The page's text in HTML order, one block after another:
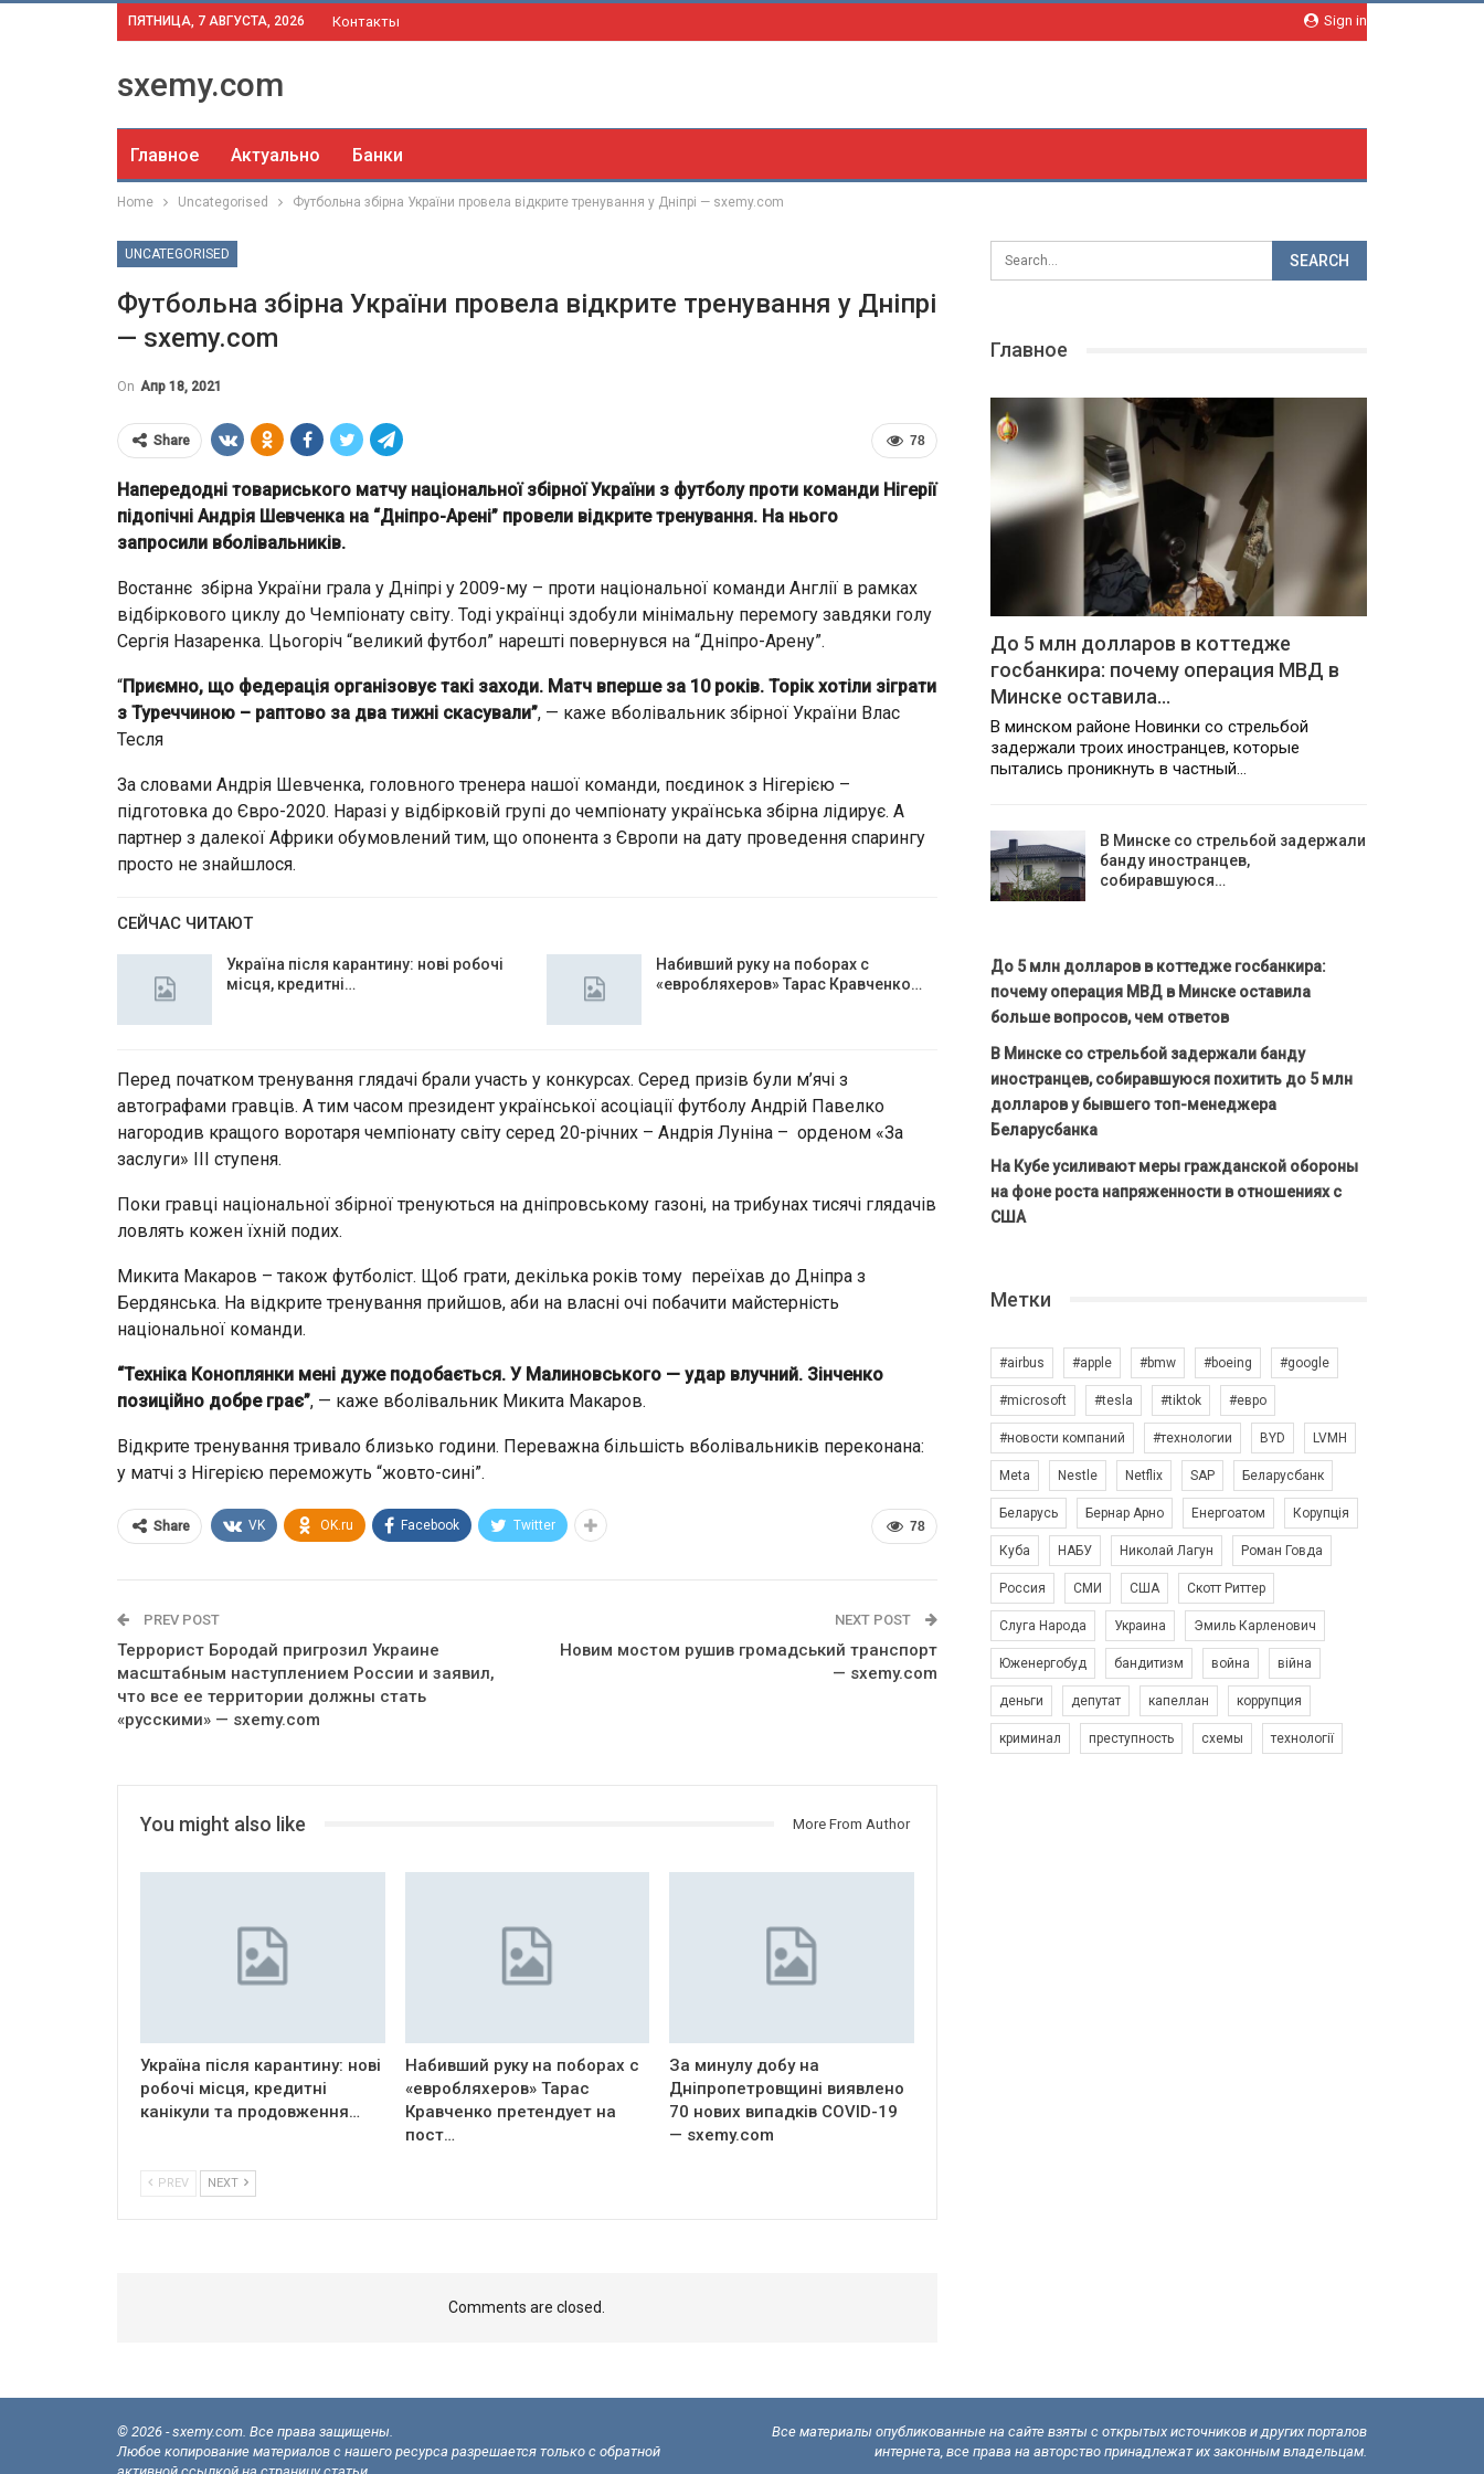
Sign in
ПЯТНИЦА, 7 АВГУСТА, 2026 Контакты
sxemy.com
Главное Актуально Банки
Home Uncategorised Футбольна збірна України провела відкрите тренування у Дніпрі — sxemy.com
UNCATEGORISED
Футбольна збірна України провела відкрите тренування у Дніпрі
— sxemy.com
On Апр 18, 2021
78
Share
Напередодні товариського матчу національної збірної України з футболу проти команди Нігерії
підопічні Андрія Шевченка на “Дніпро-Арені” провели відкрите тренування. На нього
запросили вболівальників.
Востаннє збірна України грала у Дніпрі у 2009-му – проти національної команди Англії в рамках
відбіркового циклу до Чемпіонату світу. Тоді українці здобули мінімальну перемогу завдяки голу
Сергія Назаренка. Цьогоріч “великий футбол” нарешті повернувся на “Дніпро-Арену”.
“Приємно, що федерація організовує такі заходи. Матч вперше за 10 років. Торік хотіли зіграти
з Туреччиною – раптово за два тижні скасували”, — каже вболівальник збірної України Влас
Тесля
За словами Андрія Шевченка, головного тренера нашої команди, поєдинок з Нігерією –
підготовка до Євро-2020. Наразі у відбірковій групі до чемпіонату українська збірна лідирує. А
партнер з далекої Африки обумовлений тим, що опонента з Європи на дату проведення спарингу
просто не знайшлося.
СЕЙЧАС ЧИТАЮТ
Україна після карантину: нові робочі
місця, кредитні…
Набивший руку на поборах с
«евробляхеров» Тарас Кравченко…
Перед початком тренування глядачі брали участь у конкурсах. Серед призів були м’ячі з
автографами гравців. А тим часом президент української асоціації футболу Андрій Павелко
нагородив кращого воротаря чемпіонату світу серед 20-річних – Андрія Луніна – орденом «За
заслуги» III ступеня.
Поки гравці національної збірної тренуються на дніпровському газоні, на трибунах тисячі глядачів
ловлять кожен їхній подих.
Микита Макаров – також футболіст. Щоб грати, декілька років тому переїхав до Дніпра з
Бердянська. На відкрите тренування прийшов, аби на власні очі побачити майстерність
національної команди.
“Техніка Коноплянки мені дуже подобається. У Малиновського — удар влучний. Зінченко
позиційно добре грає”, — каже вболівальник Микита Макаров.
Відкрите тренування тривало близько години. Переважна більшість вболівальників переконана:
у матчі з Нігерією переможуть “жовто-сині”.
78
Share VK OK.ru Facebook Twitter
PREV POST
Террорист Бородай пригрозил Украине
масштабным наступлением России и заявил,
что все ее территории должны стать
«русскими» — sxemy.com
NEXT POST
Новим мостом рушив громадський транспорт
— sxemy.com
You might also like More From Author
Україна після карантину: нові
робочі місця, кредитні
канікули та продовження…
Набивший руку на поборах с
«евробляхеров» Тарас
Кравченко претендует на
пост…
За минулу добу на
Дніпропетровщині виявлено
70 нових випадків COVID-19
— sxemy.com
PREV NEXT
Comments are closed.
Главное
До 5 млн долларов в коттедже
госбанкира: почему операция МВД в
Минске оставила…
В минском районе Новинки со стрельбой
задержали троих иностранцев, которые
пытались проникнуть в частный…
В Минске со стрельбой задержали
банду иностранцев,
собиравшуюся…
До 5 млн долларов в коттедже госбанкира:
почему операция МВД в Минске оставила
больше вопросов, чем ответов
В Минске со стрельбой задержали банду
иностранцев, собиравшуюся похитить до 5 млн
долларов у бывшего топ-менеджера
Беларусбанка
На Кубе усиливают меры гражданской обороны
на фоне роста напряженности в отношениях с
США
Метки
#airbus #apple #bmw #boeing #google
#microsoft #tesla #tiktok #евро
#новости компаний #технологии BYD LVMH
Meta Nestle Netflix SAP Беларусбанк
Беларусь Бернар Арно Енергоатом Корупція
Куба НАБУ Николай Лагун Роман Говда
Россия СМИ США Скотт Риттер
Слуга Народа Украина Эмиль Карленович
Юженергобуд бандитизм война війна
деньги депутат капеллан коррупция
криминал преступность схемы технології
© 2026 - sxemy.com. Все права защищены.
Любое копирование материалов с нашего ресурса разрешается только с обратной
Все материалы опубликованные на сайте взяты с открытых источников и других порталов
интернета, все права на авторство принадлежат их законным владельцам.